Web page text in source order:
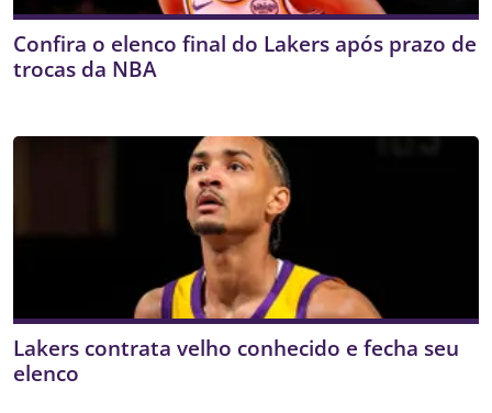
Confira o elenco final do Lakers após prazo de
trocas da NBA
Lakers contrata velho conhecido e fecha seu
elenco